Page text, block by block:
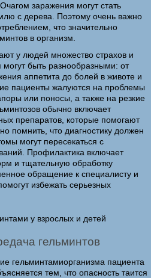
заражения могут стать
с дерева. Поэтому очень важно
что значительно
в организм.
у людей множество страхов и
быть разнообразными: от
аппетита до болей в животе и
пациенты жалуются на проблемы
или поносы, а также на резкие
обычно включает
препаратов, которые помогают
помнить, что диагностику должен
могут пересекаться с
Профилактика включает
и тщательную обработку
обращение к специалисту и
избежать серьезных
гельминтов
гельминтамиорганизма пациента
тем, что опасность таится